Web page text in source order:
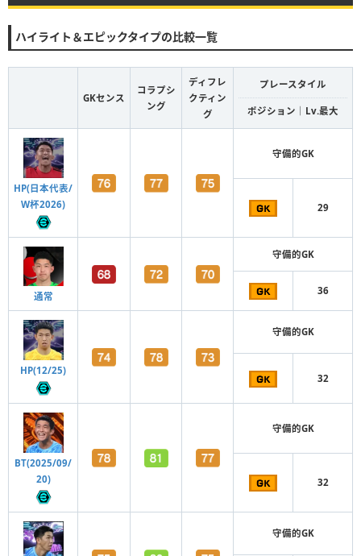
ハイライト＆エピックタイプの比較一覧
GKセンス
コラプシ
ング
ディフレ
クティン
グ
プレースタイル
ポジション｜Lv.最大
HP(日本代表/
W杯2026)
守備的GK
29
通常
守備的GK
36
HP(12/25)
守備的GK
32
BT(2025/09/
20)
守備的GK
32
守備的GK